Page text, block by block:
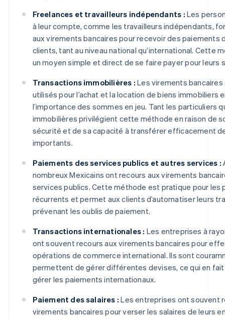
Freelances et travailleurs indépendants : Les
à leur compte, comme les travailleurs indépendants,
aux virements bancaires pour recevoir des paiements
clients, tant au niveau national qu’international. Cette
un moyen simple et direct de se faire payer pour leurs
Transactions immobilières : Les virements
utilisés pour l’achat et la location de biens immobiliers
l’importance des sommes en jeu. Tant les particuliers
immobilières privilégient cette méthode en raison de
sécurité et de sa capacité à transférer efficacement
importants.
Paiements des services publics et autres services :
nombreux Mexicains ont recours aux virements
services publics. Cette méthode est pratique pour les
récurrents et permet aux clients d’automatiser leurs
prévenant les oublis de paiement.
Transactions internationales : Les entreprises à
ont souvent recours aux virements bancaires pour
opérations de commerce international. Ils sont
permettent de gérer différentes devises, ce qui en
gérer les paiements internationaux.
Paiement des salaires : Les entreprises ont souvent
virements bancaires pour verser les salaires de leurs